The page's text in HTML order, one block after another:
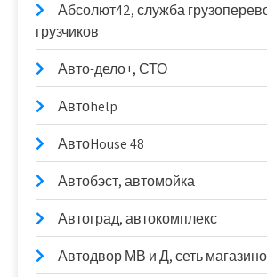
Абсолют42, служба
грузчиков
Авто-дело+, СТО
Автоhelp
АвтоHouse 48
Автобэст, автомойка
Автоград, автокомплекс
Автодвор МВ и Д, сеть